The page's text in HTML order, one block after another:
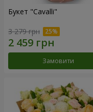
Букет "Cаvalli"
3 279 грн
Замовити